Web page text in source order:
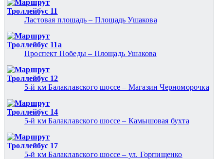
Троллейбус 11
Ластовая площадь – Площадь Ушакова
Троллейбус 11а
Проспект Победы – Площадь Ушакова
Троллейбус 12
5-й км Балаклавского шоссе – Магазин Черноморочка
Троллейбус 14
5-й км Балаклавского шоссе – Камышовая бухта
Троллейбус 17
5-й км Балаклавского шоссе – ул. Горпищенко